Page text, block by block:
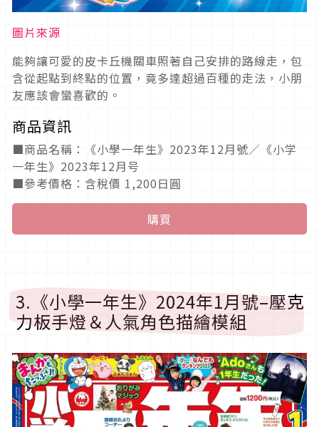
圖片來源
能夠讓可愛的皮卡丘機關車照著自己安排的路線走，包
含從起點到終點的位置，竟多達超過百種的走法，小朋
友應該會蠻喜歡的。
商品資訊
■商品名稱：《小學一年生》2023年12月號／《小学
一年生》2023年12月号
■參考價格：含稅價 1,200日圓
購買
3.《小學一年生》2024年1月號–壓克
力板手燈＆人氣角色描繪模組